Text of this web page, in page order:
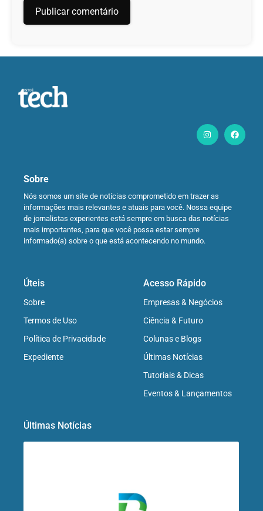
Sobre
Nós somos um site de notícias comprometido em trazer as
informações mais relevantes e atuais para você. Nossa equipe
de jornalistas experientes está sempre em busca das notícias
mais importantes, para que você possa estar sempre
informado(a) sobre o que está acontecendo no mundo.
Úteis
Sobre
Termos de Uso
Política de Privacidade
Expediente
Acesso Rápido
Empresas & Negócios
Ciência & Futuro
Colunas e Blogs
Últimas Notícias
Tutoriais & Dicas
Eventos & Lançamentos
Últimas Notícias